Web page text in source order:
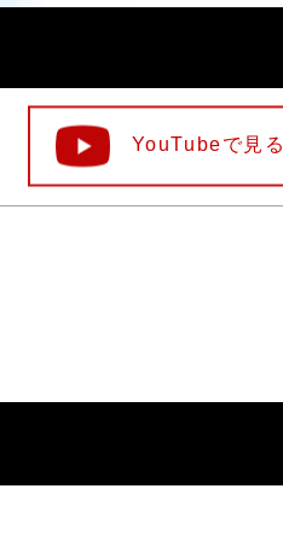
YouTubeで見る